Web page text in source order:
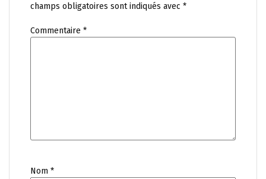
champs obligatoires sont indiqués avec *
Commentaire *
Nom *